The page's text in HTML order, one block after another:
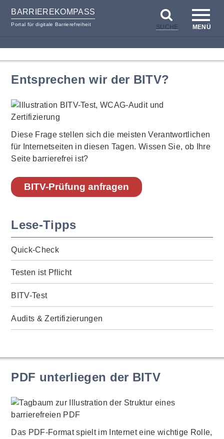
BARRIEREKOMPASS
Portal für digitale Barrierefreiheit SUCHE MENÜ
Entsprechen wir der BITV?
Diese Frage stellen sich die meisten Verantwortlichen
für Internetseiten in diesen Tagen. Wissen Sie, ob Ihre
Seite barrierefrei ist?
BITV-Prüfung anfragen
Lese-Tipps
Quick-Check
Testen ist Pflicht
BITV-Test
Audits & Zertifizierungen
PDF unterliegen der BITV
Das PDF-Format spielt im Internet eine wichtige Rolle,